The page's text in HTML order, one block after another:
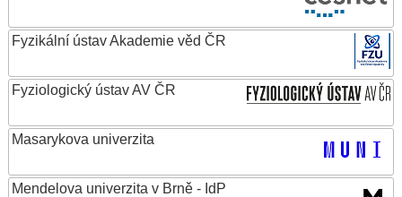
Fyzikální ústav Akademie věd ČR
Fyziologický ústav AV ČR
Masarykova univerzita
Mendelova univerzita v Brně - IdP